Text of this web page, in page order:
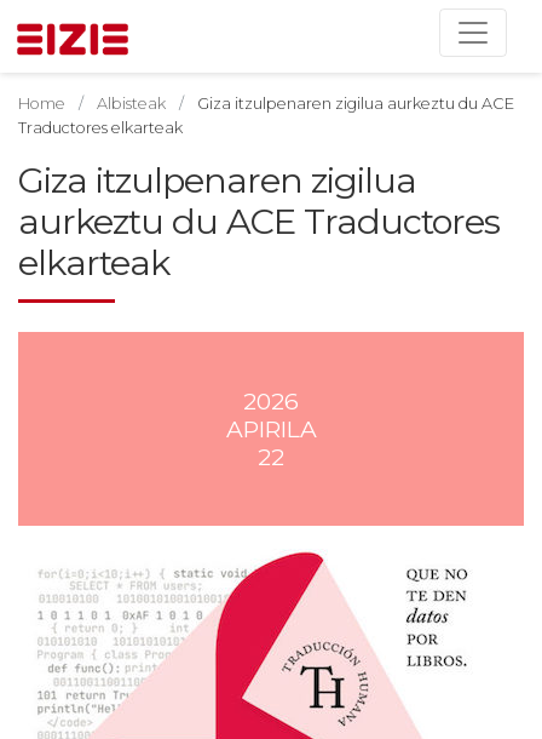
Home Albisteak
Giza itzulpenaren zigilua aurkeztu du ACE
Traductores elkarteak
Giza itzulpenaren zigilua
aurkeztu du ACE Traductores
elkarteak
2026
APIRILA
22